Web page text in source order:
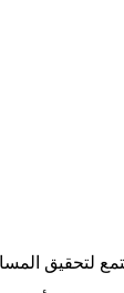
لتحقيق